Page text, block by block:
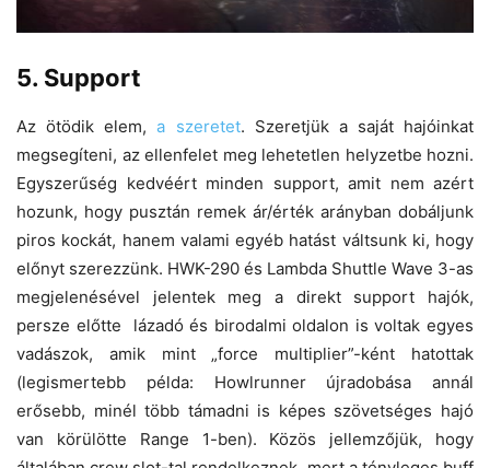
5. Support
Az ötödik elem,a szeretet. Szeretjük a saját hajóinkat
megsegíteni, az ellenfelet meg lehetetlen helyzetbe hozni.
Egyszerűség kedvéért minden support, amit nem azért
hozunk, hogy pusztán remek ár/érték arányban dobáljunk
piros kockát, hanem valami egyéb hatást váltsunk ki, hogy
előnyt szerezzünk. HWK-290 és Lambda Shuttle Wave 3-as
megjelenésével jelentek meg a direkt support hajók,
persze előtte lázadó és birodalmi oldalon is voltak egyes
vadászok, amik mint „force multiplier”-ként hatottak
(legismertebb példa: Howlrunner újradobása annál
erősebb, minél több támadni is képes szövetséges hajó
van körülötte Range 1-ben). Közös jellemzőjük, hogy